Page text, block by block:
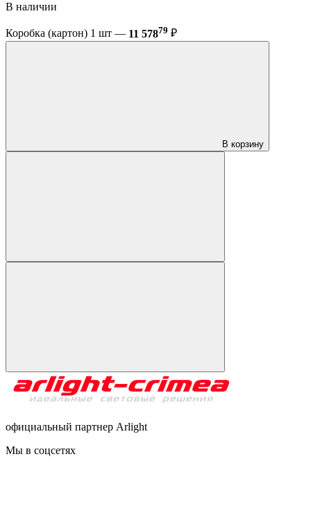
В наличии
Коробка (картон) 1 шт — 11 57879 ₽
В корзину
официальный партнер Arlight
Мы в соцсетях